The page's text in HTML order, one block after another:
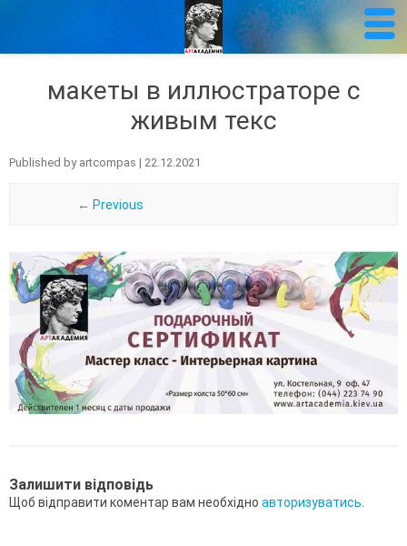
макеты в иллюстраторе с
живым текс
Published by artcompas | 22.12.2021
← Previous
Залишити відповідь
Щоб відправити коментар вам необхідно авторизуватись